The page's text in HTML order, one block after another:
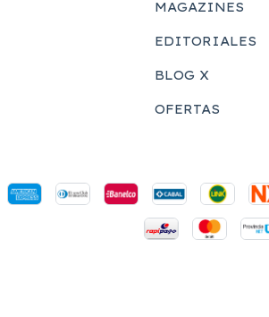
MAGAZINES
EDITORIALES
BLOG X
OFERTAS